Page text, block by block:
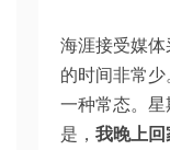
海涯接受媒
的时间非常
一种常态。
是， 我晚上